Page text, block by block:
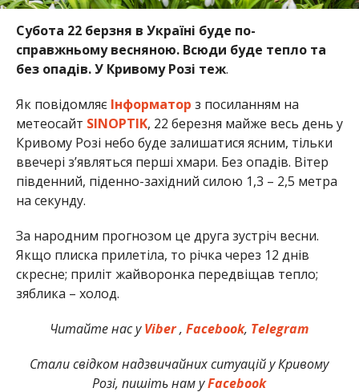
Субота 22 берзня в Україні буде по-
справжньому весняною. Всюди буде тепло та
без опадів. У Кривому Розі теж.
Як повідомляє Інформатор з посиланням на
метеосайт SINOPTIK, 22 березня майже весь день у
Кривому Розі небо буде залишатися ясним, тільки
ввечері з’являться перші хмари. Без опадів. Вітер
південний, піденно-західний силою 1,3 – 2,5 метра
на секунду.
За народним прогнозом це друга зустріч весни.
Якщо плиска прилетіла, то річка через 12 днів
скресне; приліт жайворонка передвіщав тепло;
зяблика – холод.
Читайте нас уViber,Facebook, Telegram
Стали свідком надзвичайних ситуацій у Кривому
Розі, пишіть нам уFacebook